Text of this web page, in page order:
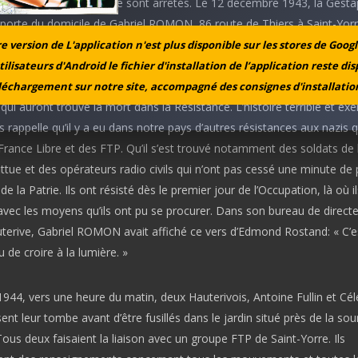
version de L'application n'est plus disponible sur les stores de
d'Android le fichier d'installation de l’application reste
sur notre site, accompagné des consignes
dans la clandestinité sont arrêtés. Le 12 décembre 1943, la
du domicile de Gabriel ROMON, 86,route de Thiers à Saint-
venu de Paris passer le dimanche en famille. Les
Enfermé de prison en prison, il sera finalement fusillé à Heilbron le
ce sont 20 agents du GCR et du STN (Service des Transmissions
auront trouvé la mort dans la Résistance. L’histoire terrible et
rappelle qu’il y a eu dans notre pays d’autres résistances aux nazis
Libre et des FTP. Qu’il s’est trouvé notamment des soldats de
et des opérateurs radio civils qui n’ont pas cessé une minute de
la Patrie. Ils ont résisté dès le premier jour de l’Occupation, là où
les moyens qu’ils ont pu se procurer. Dans son bureau de
Gabriel ROMON avait affiché ce vers d’Edmond Rostand: «
de croire à la lumière. »
vers une heure du matin, deux Hauterivois, Antoine Fullin et
leur tombe avant d’être fusillés dans le jardin situé près de la
deux faisaient la liaison avec un groupe FTP de Saint-Yorre. Ils